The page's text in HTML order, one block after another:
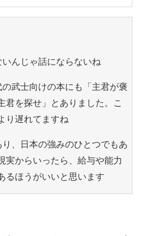
んじゃ話にならないね
武士向けの本にも「主君が褒
君を探せ」とありました。こ
り遅れてますね
、日本の強みのひとつでもあ
実からいったら、給与や能力
るほうがいいと思います